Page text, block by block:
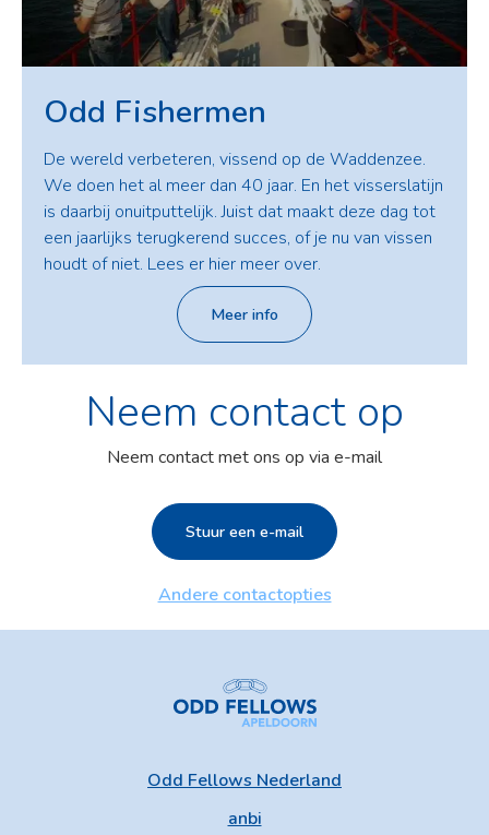
Odd Fishermen
De wereld verbeteren, vissend op de Waddenzee.
We doen het al meer dan 40 jaar. En het visserslatijn
is daarbij onuitputtelijk. Juist dat maakt deze dag tot
een jaarlijks terugkerend succes, of je nu van vissen
houdt of niet. Lees er hier meer over.
Meer info
Neem contact op
Neem contact met ons op via e-mail
Stuur een e-mail
Andere contactopties
Odd Fellows Nederland
anbi